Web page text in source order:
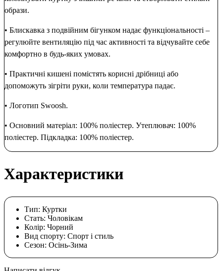
образи.
• Блискавка з подвійним бігунком надає функціональності –
регулюйте вентиляцію під час активності та відчувайте себе
комфортно в будь-яких умовах.
• Практичні кишені помістять корисні дрібниці або
допоможуть зігріти руки, коли температура падає.
• Логотип Swoosh.
• Основний матеріал: 100% поліестер. Утеплювач: 100%
поліестер. Підкладка: 100% поліестер.
Характеристики
Тип: Куртки
Стать: Чоловікам
Колір: Чорний
Вид спорту: Спорт і стиль
Сезон: Осінь-Зима